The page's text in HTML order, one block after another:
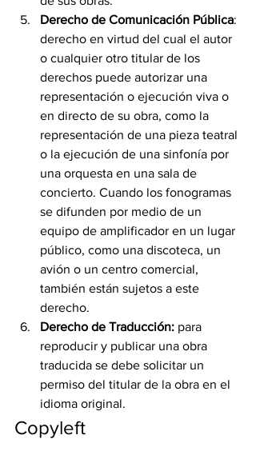
Derecho de Comunicación Pública:
derecho en virtud del cual el autor
o cualquier otro titular de los
derechos puede autorizar una
representación o ejecución viva o
en directo de su obra, como la
representación de una pieza teatral
o la ejecución de una sinfonía por
una orquesta en una sala de
concierto. Cuando los fonogramas
se difunden por medio de un
equipo de amplificador en un lugar
público, como una discoteca, un
avión o un centro comercial,
también están sujetos a este
derecho.
Derecho de Traducción: para
reproducir y publicar una obra
traducida se debe solicitar un
permiso del titular de la obra en el
idioma original.
Copyleft